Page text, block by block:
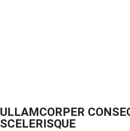
ULLAMCORPER
SCELERISQUE